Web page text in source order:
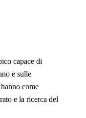
capace di
e sulle
come
e la ricerca del